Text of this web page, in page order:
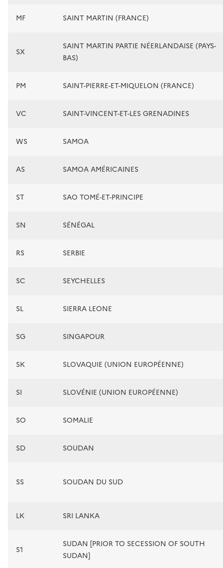
MF SAINT MARTIN (FRANCE)
SX
SAINT MARTIN PARTIE NÉERLANDAISE (PAYS-
BAS)
PM SAINT-PIERRE-ET-MIQUELON (FRANCE)
VC SAINT-VINCENT-ET-LES GRENADINES
WS SAMOA
AS SAMOA AMÉRICAINES
ST SAO TOMÉ-ET-PRINCIPE
SN SÉNÉGAL
RS SERBIE
SC SEYCHELLES
SL SIERRA LEONE
SG SINGAPOUR
SK SLOVAQUIE (UNION EUROPÉENNE)
SI SLOVÉNIE (UNION EUROPÉENNE)
SO SOMALIE
SD SOUDAN
SS SOUDAN DU SUD
LK SRI LANKA
S1
SUDAN [PRIOR TO SECESSION OF SOUTH
SUDAN]